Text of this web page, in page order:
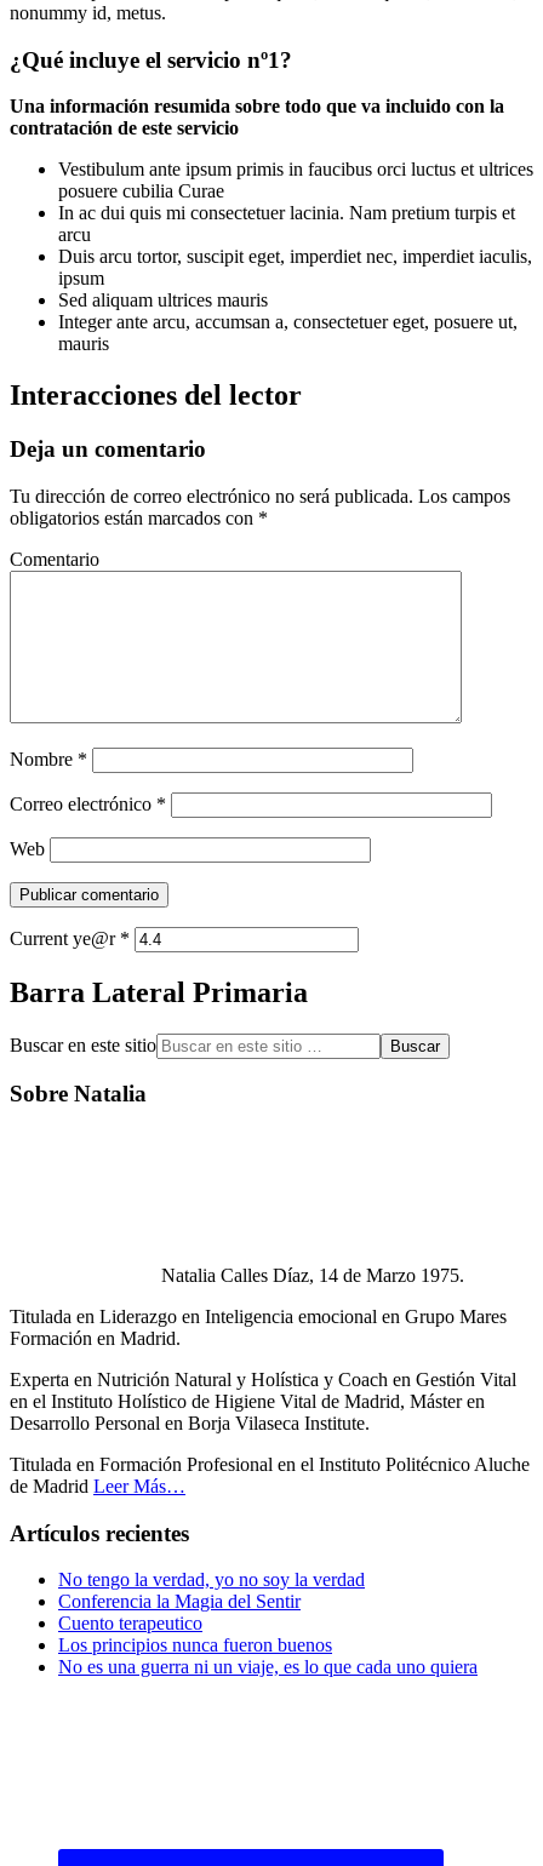
nonummy id, metus.
¿Qué incluye el servicio nº1?
Una información resumida sobre todo que va incluido con la
contratación de este servicio
Vestibulum ante ipsum primis in faucibus orci luctus et ultrices
posuere cubilia Curae
In ac dui quis mi consectetuer lacinia. Nam pretium turpis et
arcu
Duis arcu tortor, suscipit eget, imperdiet nec, imperdiet iaculis,
ipsum
Sed aliquam ultrices mauris
Integer ante arcu, accumsan a, consectetuer eget, posuere ut,
mauris
Interacciones del lector
Deja un comentario
Tu dirección de correo electrónico no será publicada. Los campos
obligatorios están marcados con *
Comentario
Nombre *
Correo electrónico *
Web
Current ye@r *
Barra Lateral Primaria
Buscar en este sitio
Sobre Natalia
Natalia Calles Díaz, 14 de Marzo 1975.
Titulada en Liderazgo en Inteligencia emocional en Grupo Mares
Formación en Madrid.
Experta en Nutrición Natural y Holística y Coach en Gestión Vital
en el Instituto Holístico de Higiene Vital de Madrid, Máster en
Desarrollo Personal en Borja Vilaseca Institute.
Titulada en Formación Profesional en el Instituto Politécnico Aluche
de Madrid Leer Más…
Artículos recientes
No tengo la verdad, yo no soy la verdad
Conferencia la Magia del Sentir
Cuento terapeutico
Los principios nunca fueron buenos
No es una guerra ni un viaje, es lo que cada uno quiera